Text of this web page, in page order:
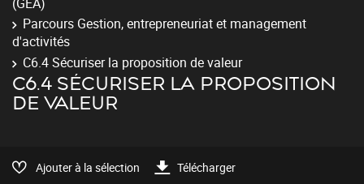
Parcours Gestion, entrepreneuriat et management
d'activités
C6.4 Sécuriser la proposition de valeur
C6.4 SÉCURISER LA PROPOSITION
DE VALEUR
Ajouter à la sélection Télécharger